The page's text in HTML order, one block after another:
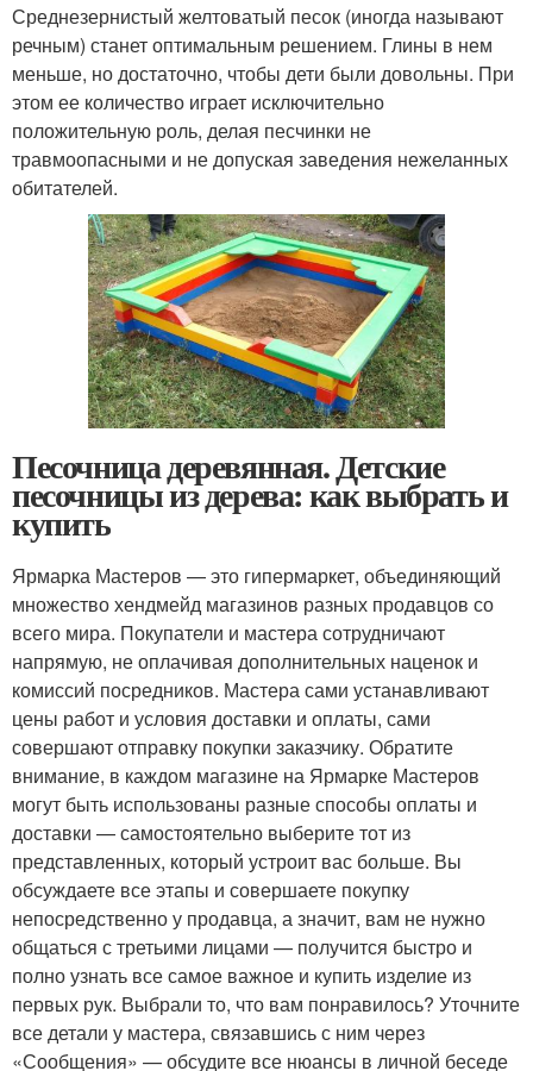
Среднезернистый желтоватый песок (иногда называют
речным) станет оптимальным решением. Глины в нем
меньше, но достаточно, чтобы дети были довольны. При
этом ее количество играет исключительно
положительную роль, делая песчинки не
травмоопасными и не допуская заведения нежеланных
обитателей.
Песочница деревянная. Детские
песочницы из дерева: как выбрать и
купить
Ярмарка Мастеров — это гипермаркет, объединяющий
множество хендмейд магазинов разных продавцов со
всего мира. Покупатели и мастера сотрудничают
напрямую, не оплачивая дополнительных наценок и
комиссий посредников. Мастера сами устанавливают
цены работ и условия доставки и оплаты, сами
совершают отправку покупки заказчику. Обратите
внимание, в каждом магазине на Ярмарке Мастеров
могут быть использованы разные способы оплаты и
доставки — самостоятельно выберите тот из
представленных, который устроит вас больше. Вы
обсуждаете все этапы и совершаете покупку
непосредственно у продавца, а значит, вам не нужно
общаться с третьими лицами — получится быстро и
полно узнать все самое важное и купить изделие из
первых рук. Выбрали то, что вам понравилось? Уточните
все детали у мастера, связавшись с ним через
«Сообщения» — обсудите все нюансы в личной беседе